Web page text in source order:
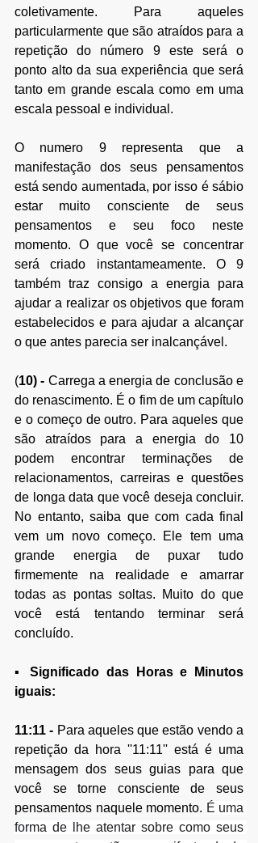
coletivamente. Para aqueles
particularmente que são atraídos para a
repetição do número 9 este será o
ponto alto da sua experiência que será
tanto em grande escala como em uma
escala pessoal e individual.
O numero 9 representa que a
manifestação dos seus pensamentos
está sendo aumentada, por isso é sábio
estar muito consciente de seus
pensamentos e seu foco neste
momento. O que você se concentrar
será criado instantameamente. O 9
também traz consigo a energia para
ajudar a realizar os objetivos que foram
estabelecidos e para ajudar a alcançar
o que antes parecia ser inalcançável.
(10) - Carrega a energia de conclusão e
do renascimento. É o fim de um capítulo
e o começo de outro. Para aqueles que
são atraídos para a energia do 10
podem encontrar terminações de
relacionamentos, carreiras e questões
de longa data que você deseja concluir.
No entanto, saiba que com cada final
vem um novo começo. Ele tem uma
grande energia de puxar tudo
firmemente na realidade e amarrar
todas as pontas soltas. Muito do que
você está tentando terminar será
concluído.
▪ Significado das Horas e Minutos
iguais:
11:11 - Para aqueles que estão vendo a
repetição da hora ''11:11'' está é uma
mensagem dos seus guias para que
você se torne consciente de seus
pensamentos naquele momento. É uma
forma de lhe atentar sobre como seus